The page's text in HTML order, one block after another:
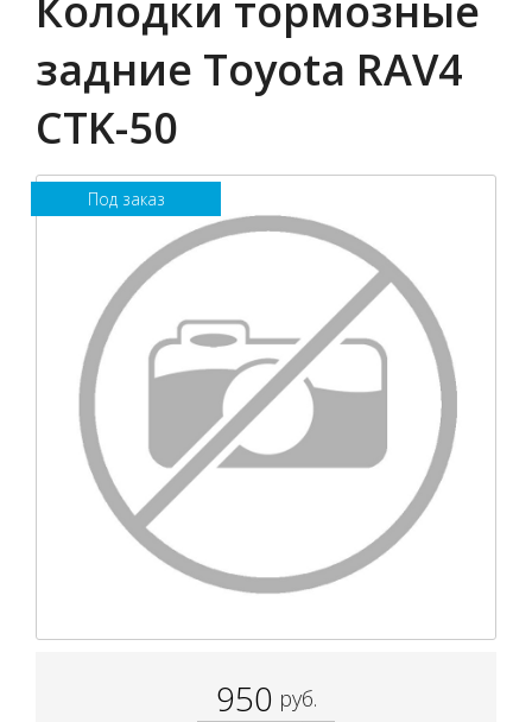
задние Toyota RAV4
CTK-50
Под заказ
950 руб.